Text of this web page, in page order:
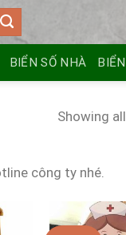
BIỂN SỐ NHÀ
Showing
công ty nhé.